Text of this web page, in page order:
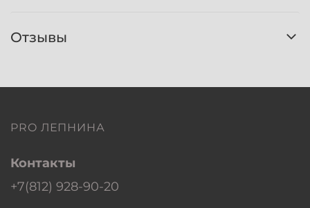
Отзывы
PRO ЛЕПНИНА
Контакты
+7(812) 928-90-20